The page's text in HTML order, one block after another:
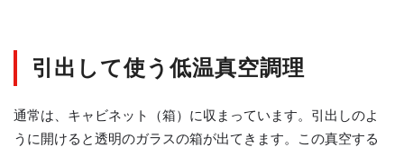
引出して使う低温真空調理
通常は、キャビネット（箱）に収まっています。引出しのよ
うに開けると透明のガラスの箱が出てきます。この真空する